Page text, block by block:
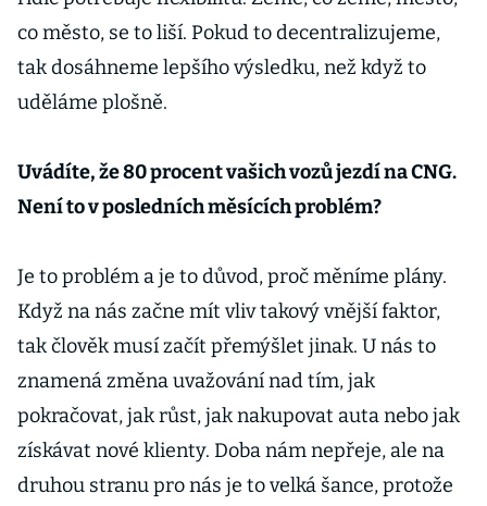
co město, se to liší. Pokud to decentralizujeme,
tak dosáhneme lepšího výsledku, než když to
uděláme plošně.
Uvádíte, že 80 procent vašich vozů jezdí na CNG.
Není to v posledních měsících problém?
Je to problém a je to důvod, proč měníme plány.
Když na nás začne mít vliv takový vnější faktor,
tak člověk musí začít přemýšlet jinak. U nás to
znamená změna uvažování nad tím, jak
pokračovat, jak růst, jak nakupovat auta nebo jak
získávat nové klienty. Doba nám nepřeje, ale na
druhou stranu pro nás je to velká šance, protože